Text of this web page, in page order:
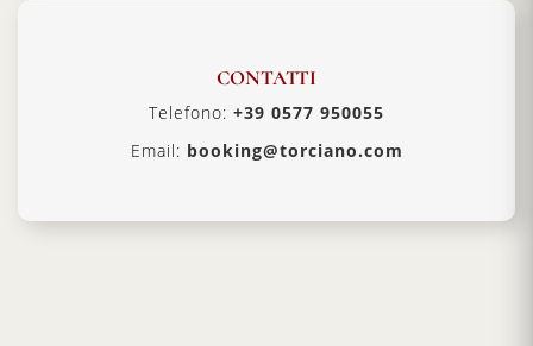
CONTATTI
Telefono: +39 0577 950055
Email: booking@torciano.com